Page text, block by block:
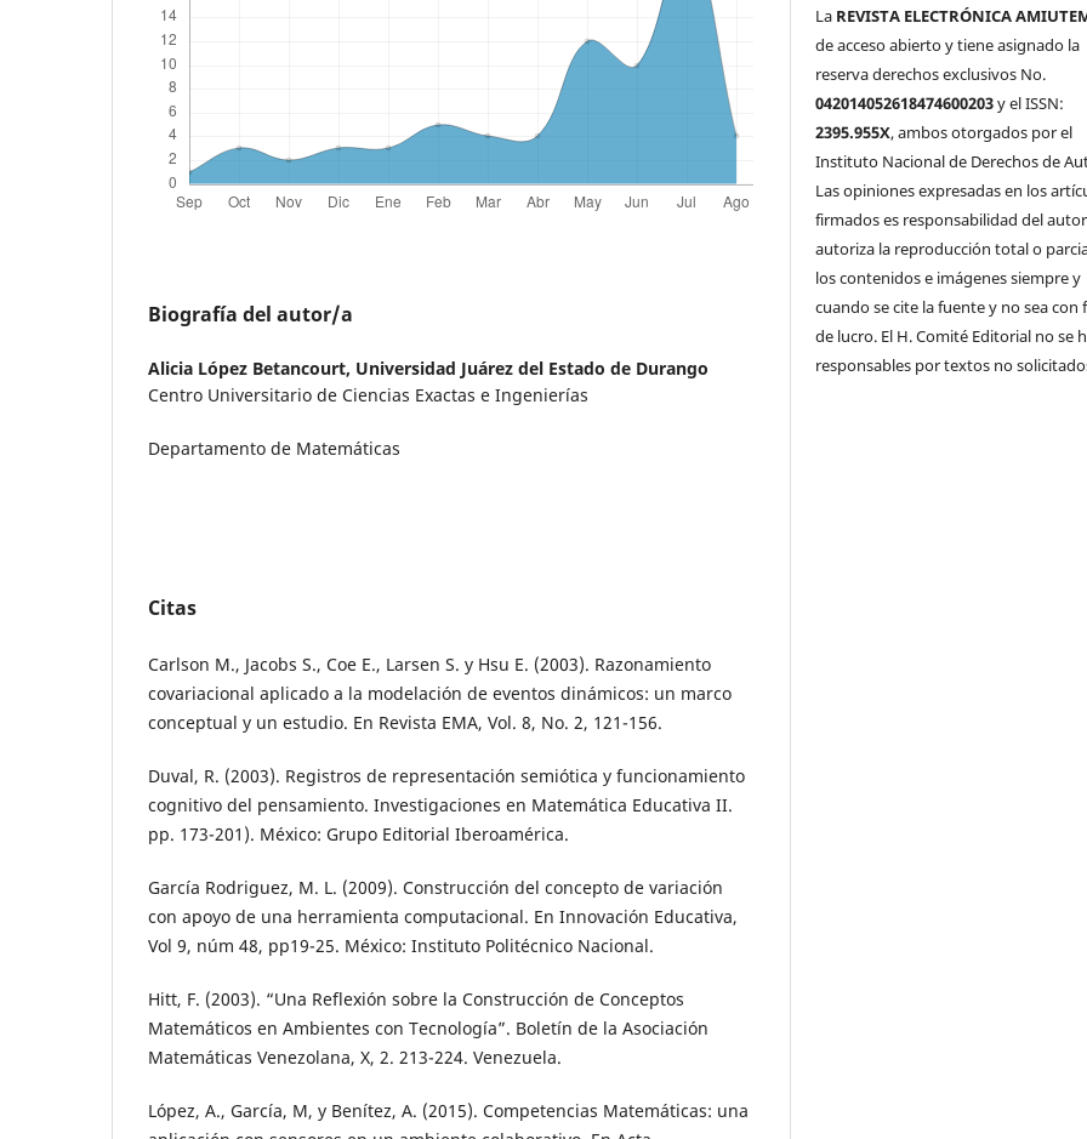
Biografía del autor/a
Alicia López Betancourt, Universidad Juárez del Estado de Durango
Centro Universitario de Ciencias Exactas e Ingenierías
Departamento de Matemáticas
Citas
Carlson M., Jacobs S., Coe E., Larsen S. y Hsu E. (2003). Razonamiento
covariacional aplicado a la modelación de eventos dinámicos: un marco
conceptual y un estudio. En Revista EMA, Vol. 8, No. 2, 121-156.
Duval, R. (2003). Registros de representación semiótica y funcionamiento
cognitivo del pensamiento. Investigaciones en Matemática Educativa II.
pp. 173-201). México: Grupo Editorial Iberoamérica.
García Rodriguez, M. L. (2009). Construcción del concepto de variación
con apoyo de una herramienta computacional. En Innovación Educativa,
Vol 9, núm 48, pp19-25. México: Instituto Politécnico Nacional.
Hitt, F. (2003). “Una Reflexión sobre la Construcción de Conceptos
Matemáticos en Ambientes con Tecnología”. Boletín de la Asociación
Matemáticas Venezolana, X, 2. 213-224. Venezuela.
López, A., García, M, y Benítez, A. (2015). Competencias Matemáticas: una
La REVISTA ELECTRÓNICA
de acceso abierto y tiene asignado la
reserva derechos exclusivos No.
042014052618474600203y el ISSN:
2395.955X, ambos otorgados por el
Instituto Nacional de Derechos de
Las opiniones expresadas en los
firmados es responsabilidad del
autoriza la reproducción total o
los contenidos e imágenes siempre y
cuando se cite la fuente y no sea con
de lucro. El H. Comité Editorial no se
responsables por textos no